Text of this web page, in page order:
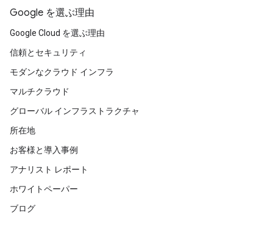
Google を選ぶ理由
Google Cloud を選ぶ理由
信頼とセキュリティ
モダンなクラウド インフラ
マルチクラウド
グローバル インフラストラクチャ
所在地
お客様と導入事例
アナリスト レポート
ホワイトペーパー
ブログ